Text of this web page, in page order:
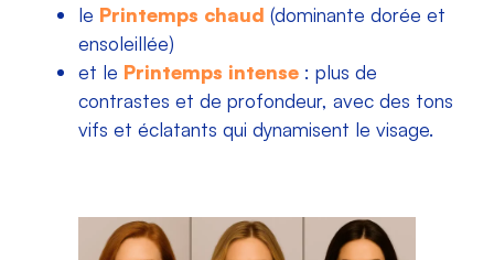
le Printemps chaud (dominante dorée et
ensoleillée)
et le Printemps intense : plus de
contrastes et de profondeur, avec des tons
vifs et éclatants qui dynamisent le visage.